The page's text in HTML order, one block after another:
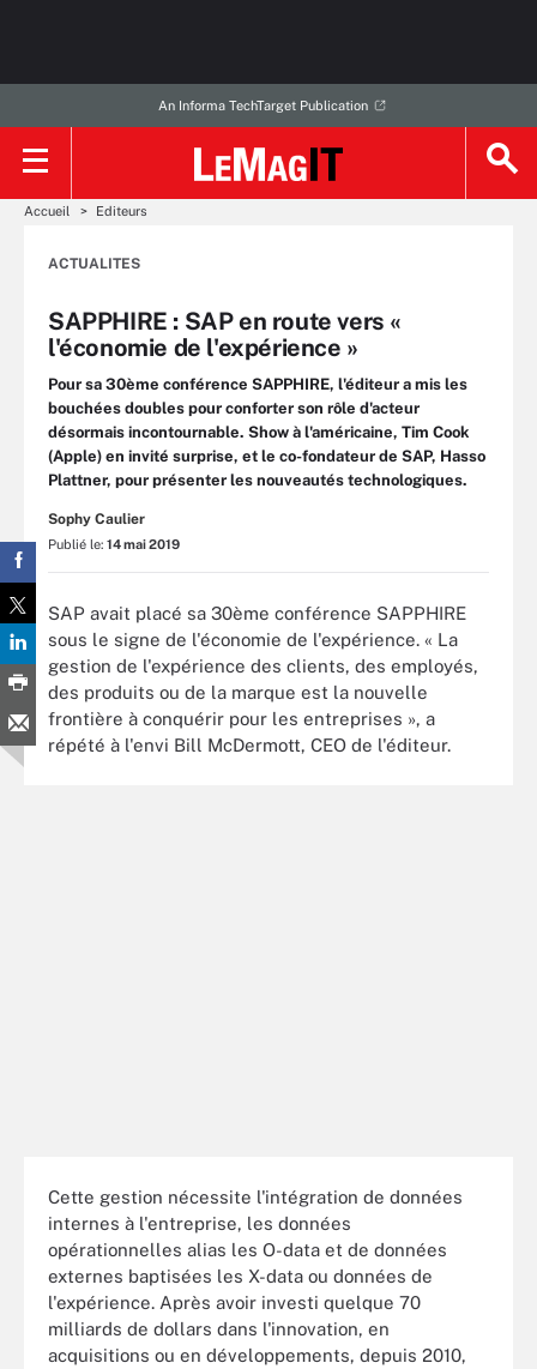
An Informa TechTarget Publication
Accueil Editeurs
ACTUALITES
SAPPHIRE : SAP en route vers «
l'économie de l'expérience »
Pour sa 30ème conférence SAPPHIRE, l'éditeur a mis les
bouchées doubles pour conforter son rôle d'acteur
désormais incontournable. Show à l'américaine, Tim Cook
(Apple) en invité surprise, et le co-fondateur de SAP, Hasso
Plattner, pour présenter les nouveautés technologiques.
Sophy Caulier
Publié le: 14 mai 2019
SAP avait placé sa 30ème conférence SAPPHIRE
sous le signe de l'économie de l'expérience. « La
gestion de l'expérience des clients, des employés,
des produits ou de la marque est la nouvelle
frontière à conquérir pour les entreprises », a
répété à l'envi Bill McDermott, CEO de l'éditeur.
Cette gestion nécessite l'intégration de données
internes à l'entreprise, les données
opérationnelles alias les O-data et de données
externes baptisées les X-data ou données de
l'expérience. Après avoir investi quelque 70
milliards de dollars dans l'innovation, en
acquisitions ou en développements, depuis 2010,